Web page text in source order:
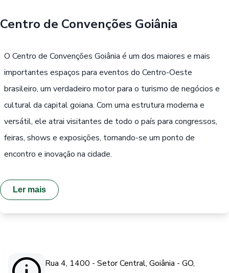
Centro de Convenções Goiânia
O Centro de Convenções Goiânia é um dos maiores e mais
importantes espaços para eventos do Centro-Oeste
brasileiro, um verdadeiro motor para o turismo de negócios e
cultural da capital goiana. Com uma estrutura moderna e
versátil, ele atrai visitantes de todo o país para congressos,
feiras, shows e exposições, tornando-se um ponto de
encontro e inovação na cidade.
Ler mais
Rua 4, 1400 - Setor Central, Goiânia - GO,